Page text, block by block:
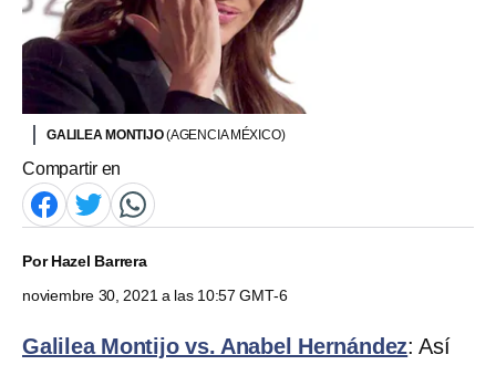
GALILEA MONTIJO(AGENCIA MÉXICO)
Compartir en
PorHazel Barrera
noviembre 30, 2021 a las 10:57 GMT-6
Galilea Montijo vs. Anabel Hernández: Así